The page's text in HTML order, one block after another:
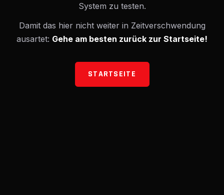
System zu testen.
Damit das hier nicht weiter in Zeitverschwendung
ausartet: Gehe am besten zurück zur Startseite!
STARTSEITE